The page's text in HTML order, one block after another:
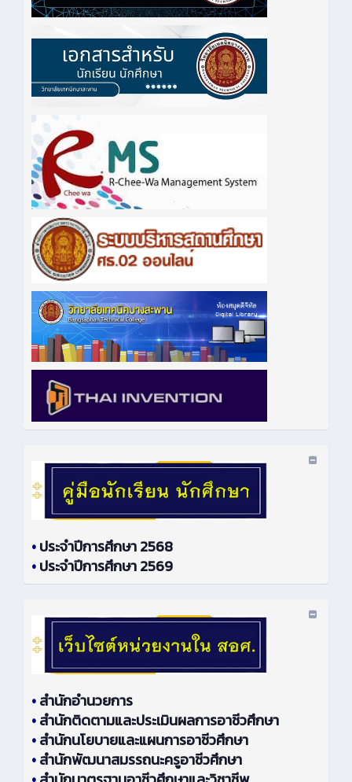
•ประจำปีการศึกษา 2568
•ประจำปีการศึกษา 2569
•สำนักอำนวยการ
•สำนักติดตามและประเมินผลการอาชีวศึกษา
•สำนักนโยบายและแผนการอาชีวศึกษา
•สำนักพัฒนาสมรรถนะครูอาชีวศึกษา